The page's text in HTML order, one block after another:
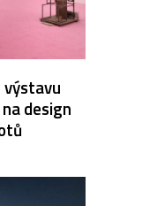
výstavu
design